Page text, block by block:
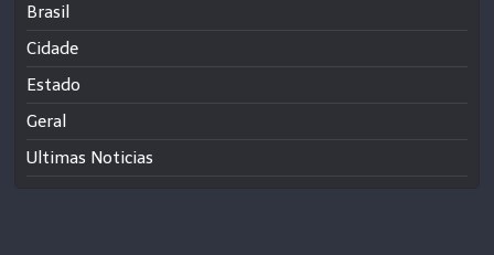
Brasil
Cidade
Estado
Geral
Ultimas Noticias